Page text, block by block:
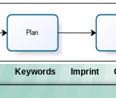
Keywords Imprint